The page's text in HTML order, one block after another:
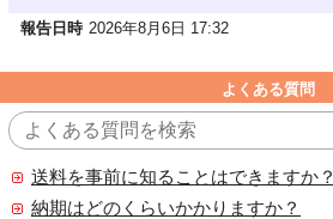
報告日時 2026年8月6日 17:32
よくある質問
送料を事前に知ることはできますか？
納期はどのくらいかかりますか？